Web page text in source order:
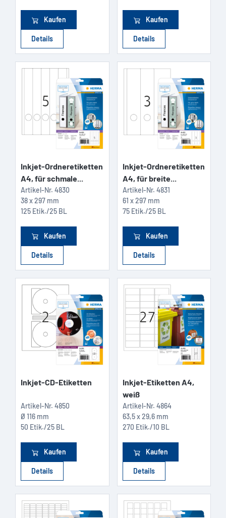
Kaufen
Details
Kaufen
Details
Inkjet-Ordneretiketten
A4, für schmale...
Artikel-Nr. 4830
38 x 297 mm
125 Etik./25 BL
Kaufen
Details
Inkjet-Ordneretiketten
A4, für breite...
Artikel-Nr. 4831
61 x 297 mm
75 Etik./25 BL
Kaufen
Details
Inkjet-CD-Etiketten
Artikel-Nr. 4850
Ø 116 mm
50 Etik./25 BL
Kaufen
Details
Inkjet-Etiketten A4,
weiß
Artikel-Nr. 4864
63,5 x 29,6 mm
270 Etik./10 BL
Kaufen
Details